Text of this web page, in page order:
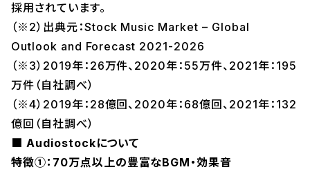
採用されています。
（※2）出典元：Stock Music Market – Global
Outlook and Forecast 2021-2026
（※3）2019年：26万件、2020年：55万件、2021年：195
万件（自社調べ）
（※4）2019年：28億回、2020年：68億回、2021年：132
億回（自社調べ）
■ Audiostockについて
特徴①：70万点以上の豊富なBGM・効果音